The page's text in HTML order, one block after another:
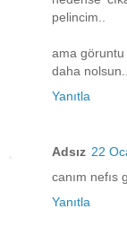
pelincim..
ama göruntu
daha
Yanıtla
Adsız 22
canım nefıs
Yanıtla